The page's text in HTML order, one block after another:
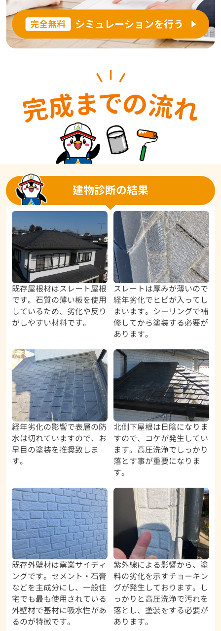
建物診断の結果
既存屋根材はスレート屋根
です。石質の薄い板を使用
しているため、劣化や反り
がしやすい材料です。
スレートは厚みが薄いので
経年劣化でヒビが入ってし
まいます。シーリングで補
修してから塗装する必要が
あります。
経年劣化の影響で表層の防
水は切れていますので、お
早目の塗装を推奨致しま
す。
北側下屋根は日陰になりま
すので、コケが発生してい
ます。高圧洗浄でしっかり
落とす事が重要になりま
す。
既存外壁材は窯業サイディ
ングです。セメント・石膏
などを主成分にし、一般住
宅でも最も使用されている
外壁材で基材に吸水性があ
るのが特徴です。
紫外線による影響から、塗
料の劣化を示すチョーキン
グが発生しております。し
っかりと高圧洗浄で汚れを
落とし、塗装をする必要が
あります。